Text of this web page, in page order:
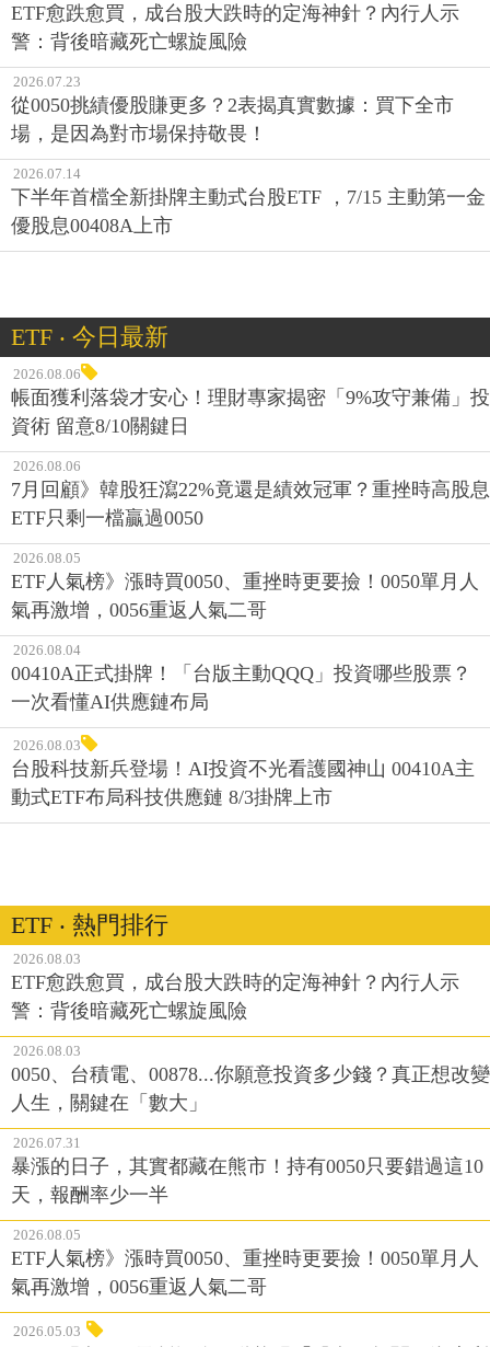
ETF愈跌愈買，成台股大跌時的定海神針？內行人示
警：背後暗藏死亡螺旋風險
2026.07.23
從0050挑績優股賺更多？2表揭真實數據：買下全市
場，是因為對市場保持敬畏！
2026.07.14
下半年首檔全新掛牌主動式台股ETF ，7/15 主動第一金
優股息00408A上市
ETF ‧ 今日最新
2026.08.06
帳面獲利落袋才安心！理財專家揭密「9%攻守兼備」投
資術 留意8/10關鍵日
2026.08.06
7月回顧》韓股狂瀉22%竟還是績效冠軍？重挫時高股息
ETF只剩一檔贏過0050
2026.08.05
ETF人氣榜》漲時買0050、重挫時更要撿！0050單月人
氣再激增，0056重返人氣二哥
2026.08.04
00410A正式掛牌！「台版主動QQQ」投資哪些股票？
一次看懂AI供應鏈布局
2026.08.03
台股科技新兵登場！AI投資不光看護國神山 00410A主
動式ETF布局科技供應鏈 8/3掛牌上市
ETF ‧ 熱門排行
2026.08.03
ETF愈跌愈買，成台股大跌時的定海神針？內行人示
警：背後暗藏死亡螺旋風險
2026.08.03
0050、台積電、00878...你願意投資多少錢？真正想改變
人生，關鍵在「數大」
2026.07.31
暴漲的日子，其實都藏在熊市！持有0050只要錯過這10
天，報酬率少一半
2026.08.05
ETF人氣榜》漲時買0050、重挫時更要撿！0050單月人
氣再激增，0056重返人氣二哥
2026.05.03